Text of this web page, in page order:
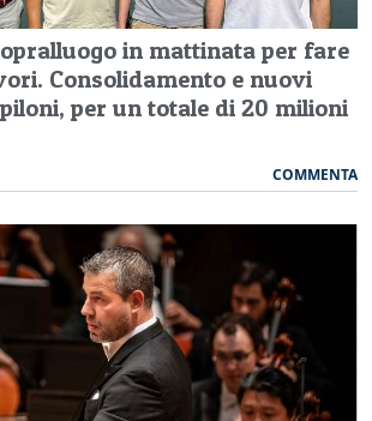
in mattinata per fare
Consolidamento e nuovi
per un totale di 20 milioni
COMMENTA